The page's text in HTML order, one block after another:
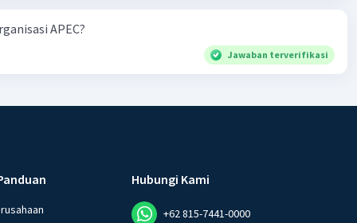
APEC?
Jawaban terverifikasi
Hubungi Kami
+62 815-7441-0000